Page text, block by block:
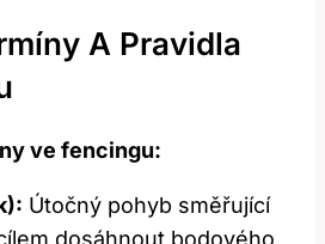
A Pravidla
ve fencingu:
Útočný pohyb směřující
dosáhnout bodového